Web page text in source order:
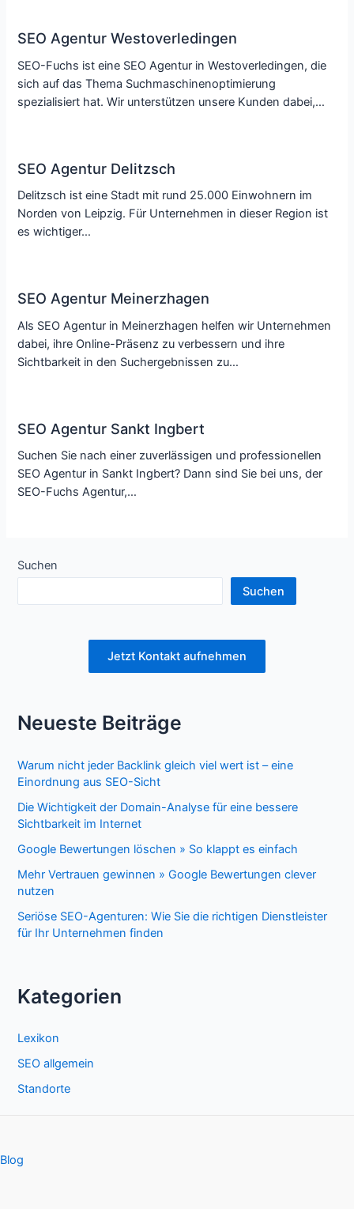
SEO Agentur Westoverledingen
SEO-Fuchs ist eine SEO Agentur in Westoverledingen, die
sich auf das Thema Suchmaschinenoptimierung
spezialisiert hat. Wir unterstützen unsere Kunden dabei,…
SEO Agentur Delitzsch
Delitzsch ist eine Stadt mit rund 25.000 Einwohnern im
Norden von Leipzig. Für Unternehmen in dieser Region ist
es wichtiger…
SEO Agentur Meinerzhagen
Als SEO Agentur in Meinerzhagen helfen wir Unternehmen
dabei, ihre Online-Präsenz zu verbessern und ihre
Sichtbarkeit in den Suchergebnissen zu…
SEO Agentur Sankt Ingbert
Suchen Sie nach einer zuverlässigen und professionellen
SEO Agentur in Sankt Ingbert? Dann sind Sie bei uns, der
SEO-Fuchs Agentur,…
Suchen
Suchen
Jetzt Kontakt aufnehmen
Neueste Beiträge
Warum nicht jeder Backlink gleich viel wert ist – eine
Einordnung aus SEO-Sicht
Die Wichtigkeit der Domain-Analyse für eine bessere
Sichtbarkeit im Internet
Google Bewertungen löschen » So klappt es einfach
Mehr Vertrauen gewinnen » Google Bewertungen clever
nutzen
Seriöse SEO-Agenturen: Wie Sie die richtigen Dienstleister
für Ihr Unternehmen finden
Kategorien
Lexikon
SEO allgemein
Standorte
Blog